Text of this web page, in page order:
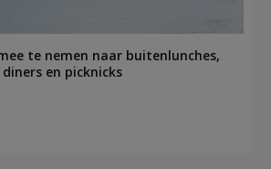
te nemen naar buitenlunches,
diners en picknicks